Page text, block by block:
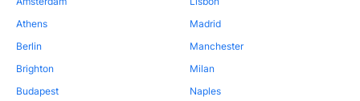
Athens
Berlin
Brighton
Budapest
Madrid
Manchester
Milan
Naples